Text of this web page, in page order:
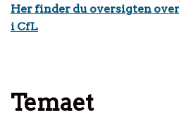
Her finder du oversigten
i CfL
Temaet